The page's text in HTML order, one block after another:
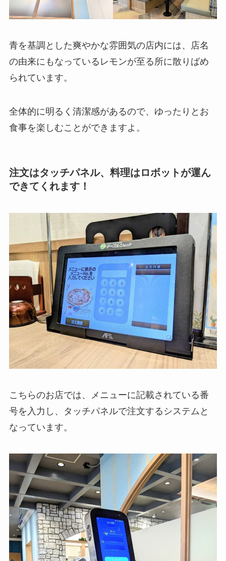
青を基調とした爽やかな雰囲気の店内には、店名
の由来にもなっているレモンが至る所に散りばめ
られています。
全体的に明るく清潔感があるので、ゆったりとお
食事を楽しむことができますよ。
注文はタッチパネル、料理はロボットが運ん
できてくれます！
こちらのお店では、メニューに記載されている番
号を入力し、タッチパネルで注文するシステムと
なっています。